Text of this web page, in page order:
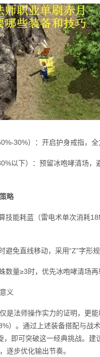
30%）：开启护身戒指，全
以下）：预留冰咆哮清场，
略
技能耗蓝（雷电术单次消耗
避免直线移动，采用“Z”字形
数量≥3时，优先冰咆哮清场再
义
是法师操作实力的证明，更
）。通过上述装备搭配与战
，即可突破这一经典挑战。建
逐步优化输出节奏。